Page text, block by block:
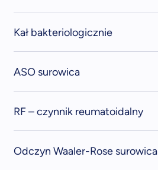
Kał bakteriologicznie
ASO surowica
RF – czynnik reumatoidalny
Odczyn Waaler-Rose surowica